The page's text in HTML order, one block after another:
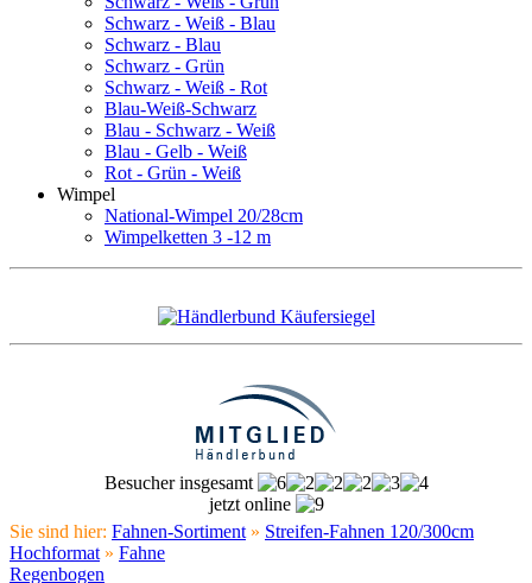
Schwarz - Weiß - Blau
Schwarz - Blau
Schwarz - Grün
Schwarz - Weiß - Rot
Blau-Weiß-Schwarz
Blau - Schwarz - Weiß
Blau - Gelb - Weiß
Rot - Grün - Weiß
Wimpel
National-Wimpel 20/28cm
Wimpelketten 3 -12 m
Besucher insgesamt
jetzt online
Sie sind hier: Fahnen-Sortiment » Streifen-Fahnen 120/300cm
Hochformat » Fahne
Regenbogen